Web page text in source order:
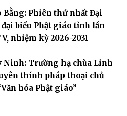
Bằng: Phiên thứ nhất Đại
biểu Phật giáo tỉnh lần
nhiệm kỳ 2026-2031
Ninh: Trường hạ chùa Linh
thính pháp thoại chủ
hóa Phật giáo”